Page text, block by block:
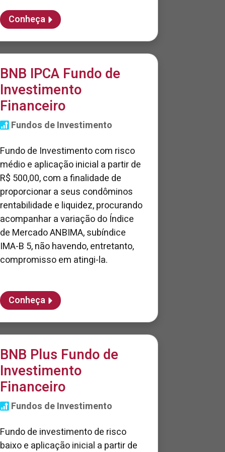
Conheça
BNB IPCA Fundo de
Investimento
Financeiro
Fundos de Investimento
Fundo de Investimento com risco
médio e aplicação inicial a partir de
R$ 500,00, com a finalidade de
proporcionar a seus condôminos
rentabilidade e liquidez, procurando
acompanhar a variação do Índice
de Mercado ANBIMA, subíndice
IMA-B 5, não havendo, entretanto,
compromisso em atingi-la.
Conheça
BNB Plus Fundo de
Investimento
Financeiro
Fundos de Investimento
Fundo de investimento de risco
baixo e aplicação inicial a partir de